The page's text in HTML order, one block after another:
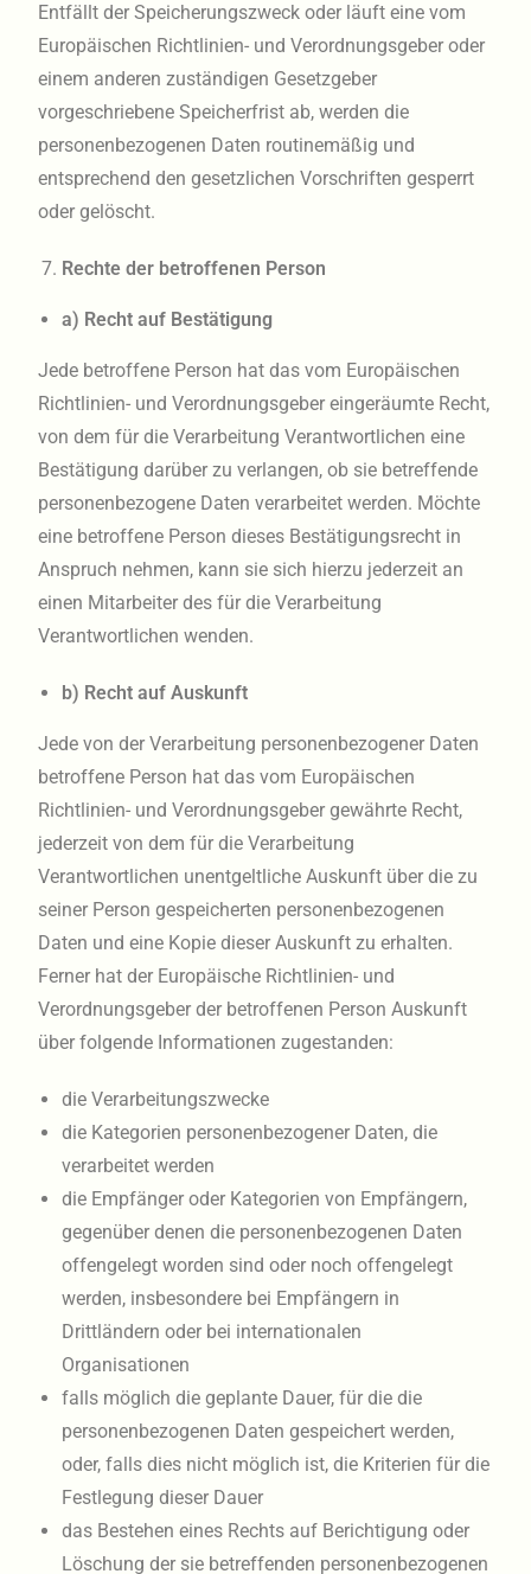
Entfällt der Speicherungszweck oder läuft eine vom
Europäischen Richtlinien- und Verordnungsgeber oder
einem anderen zuständigen Gesetzgeber
vorgeschriebene Speicherfrist ab, werden die
personenbezogenen Daten routinemäßig und
entsprechend den gesetzlichen Vorschriften gesperrt
oder gelöscht.
Rechte der betroffenen Person
a) Recht auf Bestätigung
Jede betroffene Person hat das vom Europäischen
Richtlinien- und Verordnungsgeber eingeräumte Recht,
von dem für die Verarbeitung Verantwortlichen eine
Bestätigung darüber zu verlangen, ob sie betreffende
personenbezogene Daten verarbeitet werden. Möchte
eine betroffene Person dieses Bestätigungsrecht in
Anspruch nehmen, kann sie sich hierzu jederzeit an
einen Mitarbeiter des für die Verarbeitung
Verantwortlichen wenden.
b) Recht auf Auskunft
Jede von der Verarbeitung personenbezogener Daten
betroffene Person hat das vom Europäischen
Richtlinien- und Verordnungsgeber gewährte Recht,
jederzeit von dem für die Verarbeitung
Verantwortlichen unentgeltliche Auskunft über die zu
seiner Person gespeicherten personenbezogenen
Daten und eine Kopie dieser Auskunft zu erhalten.
Ferner hat der Europäische Richtlinien- und
Verordnungsgeber der betroffenen Person Auskunft
über folgende Informationen zugestanden:
die Verarbeitungszwecke
die Kategorien personenbezogener Daten, die
verarbeitet werden
die Empfänger oder Kategorien von Empfängern,
gegenüber denen die personenbezogenen Daten
offengelegt worden sind oder noch offengelegt
werden, insbesondere bei Empfängern in
Drittländern oder bei internationalen
Organisationen
falls möglich die geplante Dauer, für die die
personenbezogenen Daten gespeichert werden,
oder, falls dies nicht möglich ist, die Kriterien für die
Festlegung dieser Dauer
das Bestehen eines Rechts auf Berichtigung oder
Löschung der sie betreffenden personenbezogenen